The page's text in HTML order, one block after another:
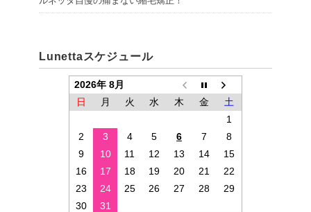
Lunettaスケジュール
2026年 8月
日
月 火 水 木 金
土
1
2
3 4 5 6 7
8
9
10 11 12 13 14
15
16
17 18 19 20 21
22
23
24 25 26 27 28
29
30
31